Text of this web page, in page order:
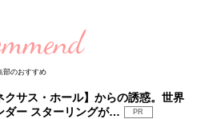
部のおすすめ
クサス・ホール】からの誘惑。世界
ダー スターリングが…
PR